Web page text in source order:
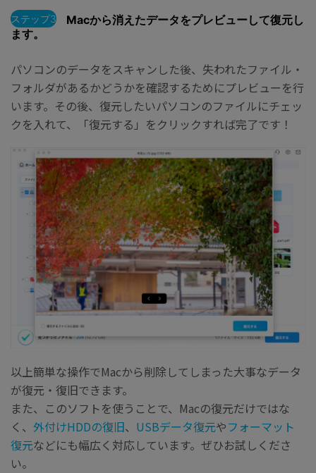
ステップ3
Macから消えたデータをプレビューして復元し
ます。
パソコンのデータをスキャンした後、失われたファイル・
フォルダがあるかどうかを確認するためにプレビューを行
います。その後、復元したいパソコンのファイルにチェッ
クを入れて、「復元する」をクリックすれば完了です！
以上簡単な操作でMacから削除してしまった大事なデータ
が復元・復旧できます。
また、このソフトを使うことで、Macの復元だけではな
く、 外付けHDDの復旧、 USBデータ復元やフォーマット
復元などにも幅広く対応しています。ぜひお試しくださ
い。